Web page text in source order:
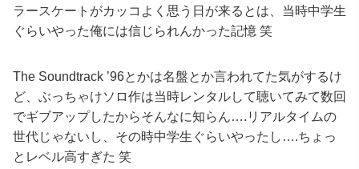
ラースケートがカッコよく思う日が来るとは、当時中学生
ぐらいやった俺には信じられんかった記憶 笑
The Soundtrack ’96とかは名盤とか言われてた気がするけ
ど、ぶっちゃけソロ作は当時レンタルして聴いてみて数回
でギブアップしたからそんなに知らん….リアルタイムの
世代じゃないし、その時中学生ぐらいやったし….ちょっ
とレベル高すぎた 笑